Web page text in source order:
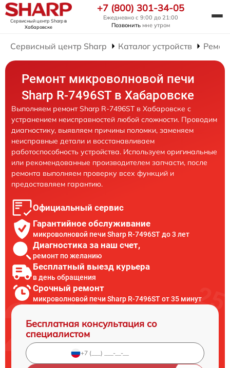
Сервисный центр Sharpв
Хабаровске
+7 (800) 301-34-05
Ежедневно с 9:00 до 21:00
Позвонить мне утром
Сервисный центр Sharp Каталог устройств
Ремонт микроволновой печи
Sharp R-7496ST в Хабаровске
Выполняем ремонт Sharp R-7496ST в Хабаровске с
устранением неисправностей любой сложности. Проводим
диагностику, выявляем причины поломки, заменяем
неисправные детали и восстанавливаем
работоспособность устройства. Используем оригинальные
или рекомендованные производителем запчасти, после
ремонта выполняем проверку всех функций и
предоставляем гарантию.
Официальный сервис
Гарантийное обслуживание
микроволновой печи Sharp R-7496ST до 3 лет
Диагностика за наш счет,
ремонт по желанию
Бесплатный выезд курьера
в день обращения
Срочный ремонт
микроволновой печи Sharp R-7496ST от 35 минут
Бесплатная консультация со
специалистом